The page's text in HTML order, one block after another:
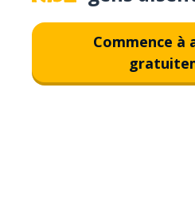
Commence à